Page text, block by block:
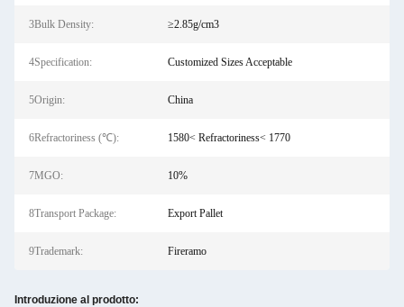
3Bulk Density: ≥2.85g/cm3
4Specification: Customized Sizes Acceptable
5Origin: China
6Refractoriness (℃): 1580< Refractoriness< 1770
7MGO: 10%
8Transport Package: Export Pallet
9Trademark: Fireramo
Introduzione al prodotto: